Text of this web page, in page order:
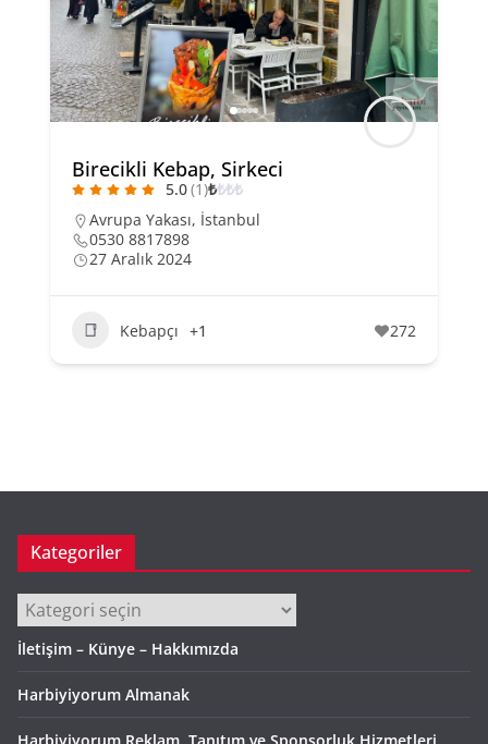
Birecikli Kebap, Sirkeci
5.0(1)₺₺₺₺
Avrupa Yakası, İstanbul
0530 8817898
27 Aralık 2024
Kebapçı +1 272
Kategoriler
Kategoriler
İletişim – Künye – Hakkımızda
Harbiyiyorum Almanak